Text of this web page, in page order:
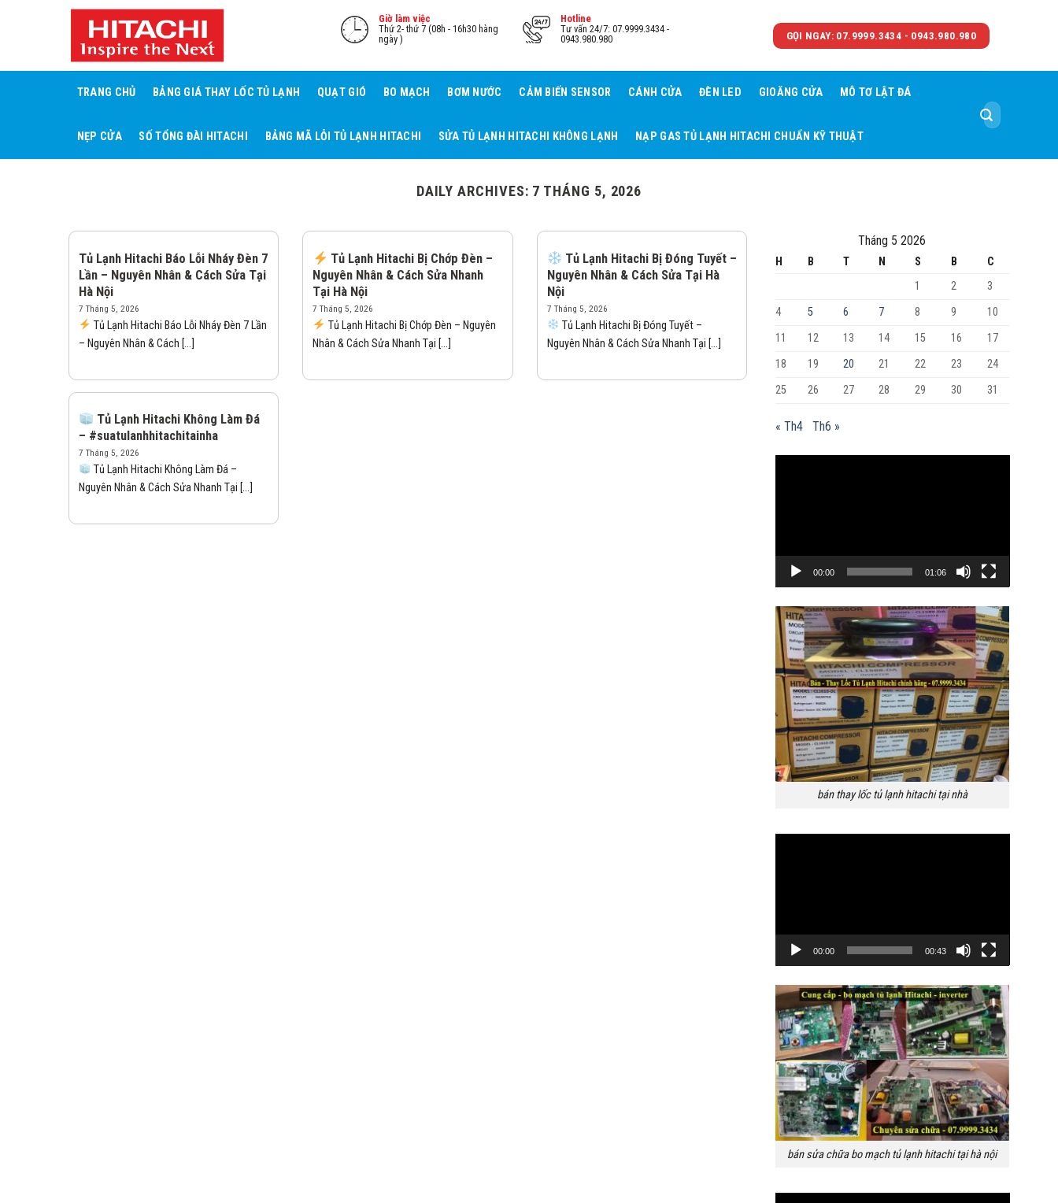
Giờ làm việc
Thứ 2- thứ 7 (08h - 16h30 hàng
ngày )
Hotline
Tư vấn 24/7: 07.9999.3434 -
0943.980.980
GỌI NGAY: 07.9999.3434 - 0943.980.980
TRANG CHỦ BẢNG GIÁ THAY LỐC TỦ LẠNH QUẠT GIÓ BO MẠCH BƠM NƯỚC CẢM BIẾN SENSOR CÁNH CỬA ĐÈN LED GIOĂNG CỬA MÔ TƠ LẬT ĐÁ
NẸP CỬA SỐ TỔNG ĐÀI HITACHI BẢNG MÃ LỖI TỦ LẠNH HITACHI SỬA TỦ LẠNH HITACHI KHÔNG LẠNH NẠP GAS TỦ LẠNH HITACHI CHUẨN KỸ THUẬT
Tìm
kiếm:
DAILY ARCHIVES: 7 THÁNG 5, 2026
Tủ Lạnh Hitachi Báo Lỗi Nháy Đèn 7
Lần – Nguyên Nhân & Cách Sửa Tại
Hà Nội
7 Tháng 5, 2026
Tủ Lạnh Hitachi Báo Lỗi Nháy Đèn 7 Lần
– Nguyên Nhân & Cách [...]
Tủ Lạnh Hitachi Bị Chớp Đèn –
Nguyên Nhân & Cách Sửa Nhanh
Tại Hà Nội
7 Tháng 5, 2026
Tủ Lạnh Hitachi Bị Chớp Đèn – Nguyên
Nhân & Cách Sửa Nhanh Tại [...]
Tủ Lạnh Hitachi Bị Đóng Tuyết –
Nguyên Nhân & Cách Sửa Tại Hà
Nội
7 Tháng 5, 2026
Tủ Lạnh Hitachi Bị Đóng Tuyết –
Nguyên Nhân & Cách Sửa Nhanh Tại [...]
Tủ Lạnh Hitachi Không Làm Đá
– #suatulanhhitachitainha
7 Tháng 5, 2026
Tủ Lạnh Hitachi Không Làm Đá –
Nguyên Nhân & Cách Sửa Nhanh Tại [...]
Tháng 5 2026
H B T N S B
C
1
2
3
4
5 6 7 8 9
10
11
12 13 14 15 16
17
18
19 20 21 22 23
24
25
26 27 28 29 30 31
« Th4 Th6 »
00:00 01:06
bán thay lốc tủ lạnh hitachi tại nhà
00:00 00:43
bán sửa chữa bo mạch tủ lạnh hitachi tại hà nội